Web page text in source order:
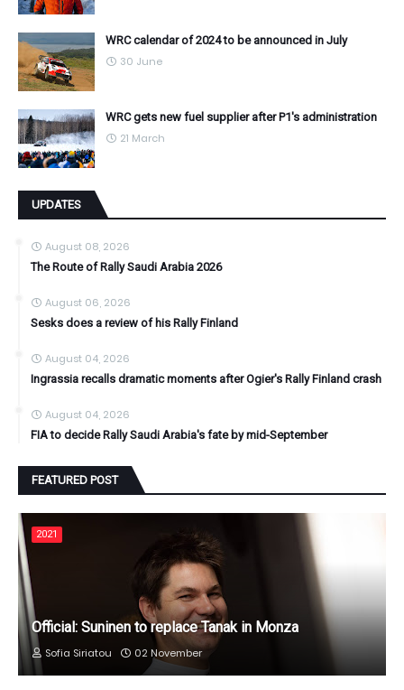
WRC calendar of 2024 to be announced in July
30 June
WRC gets new fuel supplier after P1's administration
21 March
UPDATES
August 08, 2026
The Route of Rally Saudi Arabia 2026
August 06, 2026
Sesks does a review of his Rally Finland
August 04, 2026
Ingrassia recalls dramatic moments after Ogier's Rally Finland crash
August 04, 2026
FIA to decide Rally Saudi Arabia's fate by mid-September
FEATURED POST
2021
Official: Suninen to replace Tanak in Monza
Sofia Siriatou 02 November